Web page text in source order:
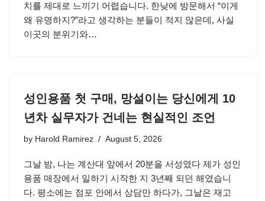
치를 제대로 느끼기 어렵습니다. 한낮에 방문해서 “이게
왜 유명하지?”라고 생각하는 분들이 적지 않은데, 사실
이곳의 분위기와…
성인용품 첫 구매, 망설이는 당신에게 10
년차 실무자가 건네는 현실적인 조언
by Harold Ramirez August 5, 2026
그날 밤, 나는 계산대 앞에서 20분을 서성였다 제가 성인
용품 매장에서 일하기 시작한 지 3년째 되던 해였습니
다. 평소에는 점포 안에서 상담만 하다가, 그날은 재고